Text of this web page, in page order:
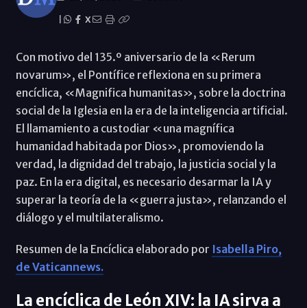
X
Con motivo del 135.º aniversario de la «Rerum
novarum», el Pontífice reflexiona en su primera
encíclica, «Magnifica humanitas», sobre la doctrina
social de la Iglesia en la era de la inteligencia artificial.
El llamamiento a custodiar «una magnífica
humanidad habitada por Dios», promoviendo la
verdad, la dignidad del trabajo, la justicia social y la
paz. En la era digital, es necesario desarmar la IA y
superar la teoría de la «guerra justa», relanzando el
diálogo y el multilateralismo.
Resumen de la Encíclica elaborado por Isabella Piro,
de Vaticannews.
La encíclica de León XIV: la IA sirva a